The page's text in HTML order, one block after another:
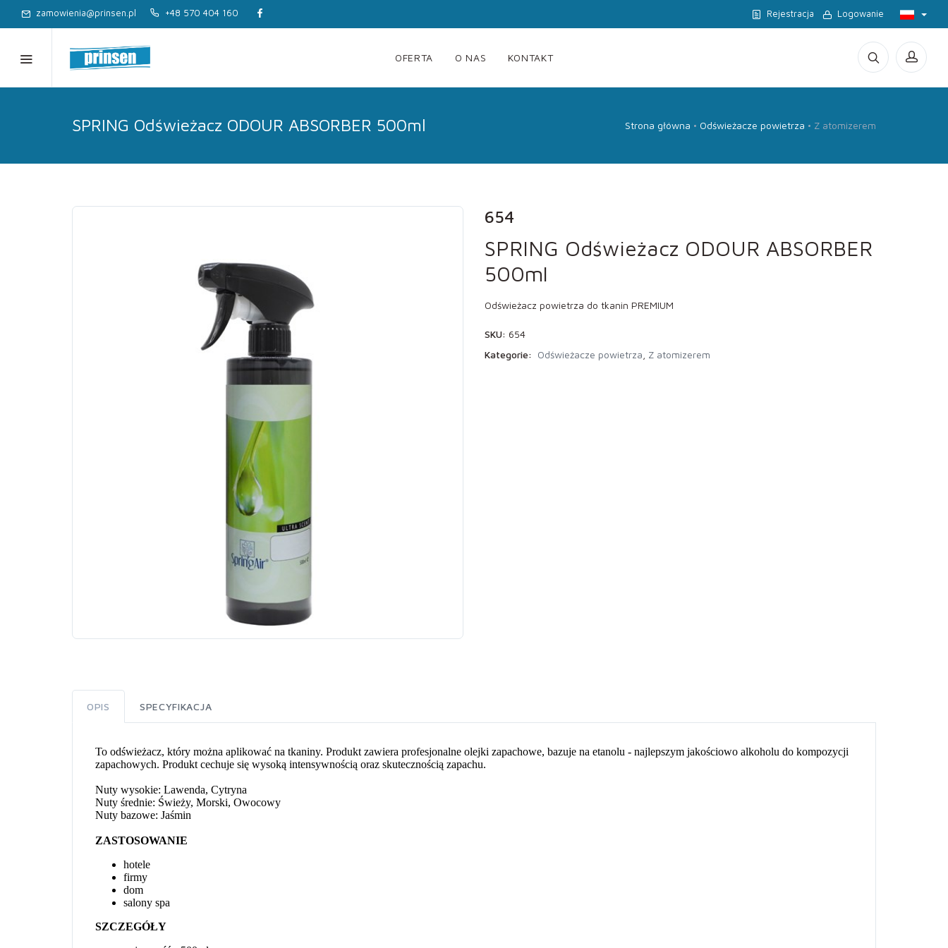
zamowienia@prinsen.pl +48 570 404 160 Rejestracja Logowanie
OFERTA O NAS KONTAKT
SPRING Odświeżacz ODOUR ABSORBER 500ml Strona główna Odświeżacze powietrza Z atomizerem
654
SPRING Odświeżacz ODOUR ABSORBER
500ml
Odświeżacz powietrza do tkanin PREMIUM
SKU: 654
Kategorie: Odświeżacze powietrza Z atomizerem
OPIS SPECYFIKACJA